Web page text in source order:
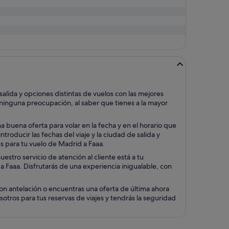
y opciones distintas de vuelos con las mejores
preocupación, al saber que tienes a la mayor
buena oferta para volar en la fecha y en el horario que
las fechas del viaje y la ciudad de salida y
para tu vuelo de Madrid a Faaa.
servicio de atención al cliente está a tu
Disfrutarás de una experiencia inigualable, con
antelación o encuentras una oferta de última ahora
para tus reservas de viajes y tendrás la seguridad